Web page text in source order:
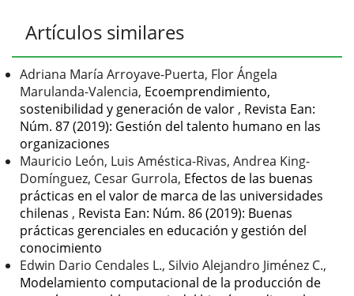
Detalles
del
artículo
Artículos similares
Adriana María Arroyave-Puerta, Flor Ángela
Marulanda-Valencia, Ecoemprendimiento,
sostenibilidad y generación de valor , Revista Ean:
Núm. 87 (2019): Gestión del talento humano en las
organizaciones
Mauricio León, Luis Améstica-Rivas, Andrea King-
Domínguez, Cesar Gurrola, Efectos de las buenas
prácticas en el valor de marca de las universidades
chilenas , Revista Ean: Núm. 86 (2019): Buenas
prácticas gerenciales en educación y gestión del
conocimiento
Edwin Dario Cendales L., Silvio Alejandro Jiménez C.,
Modelamiento computacional de la producción de